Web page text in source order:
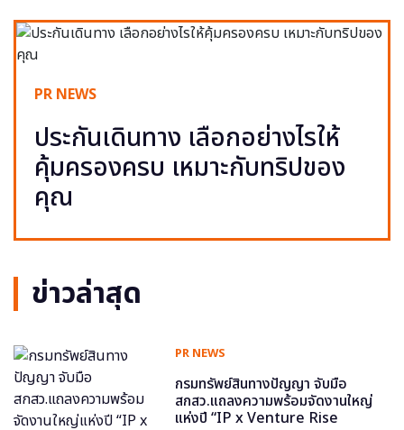
PR NEWS
ประกันเดินทาง เลือกอย่างไรให้
คุ้มครองครบ เหมาะกับทริปของ
คุณ
ข่าวล่าสุด
PR NEWS
กรมทรัพย์สินทางปัญญา จับมือ
สกสว.แถลงความพร้อมจัดงานใหญ่
แห่งปี “IP x Venture Rise